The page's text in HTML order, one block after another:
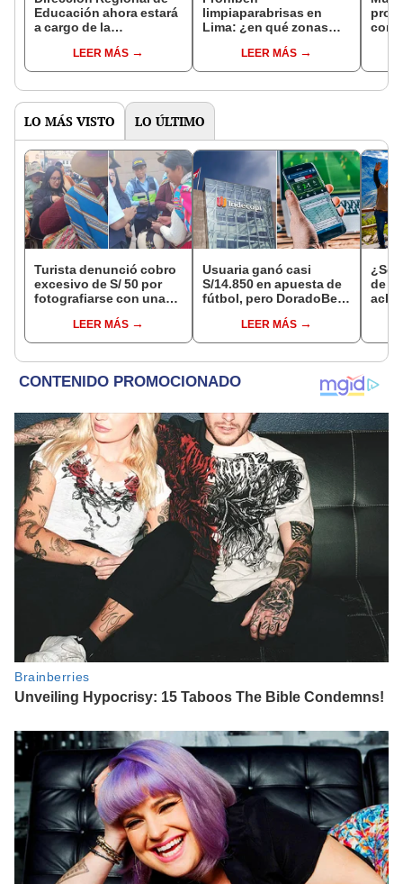
Educación ahora estará
a cargo de la
anuncia López Aliaga
LEER MÁS
limpiaparabrisas en
Lima: ¿en qué zonas
qué trata y desde
cuándo?
LEER MÁS
LO MÁS VISTO LO ÚLTIMO
Turista denunció cobro
excesivo de S/ 50 por
fotografiarse con una
Serenazgo recuperó el
dinero
LEER MÁS
Usuaria ganó casi
S/14.850 en apuesta de
fútbol, pero DoradoBet
Indecopi multó a la
empresa con más de S/
LEER MÁS
¿Se
de